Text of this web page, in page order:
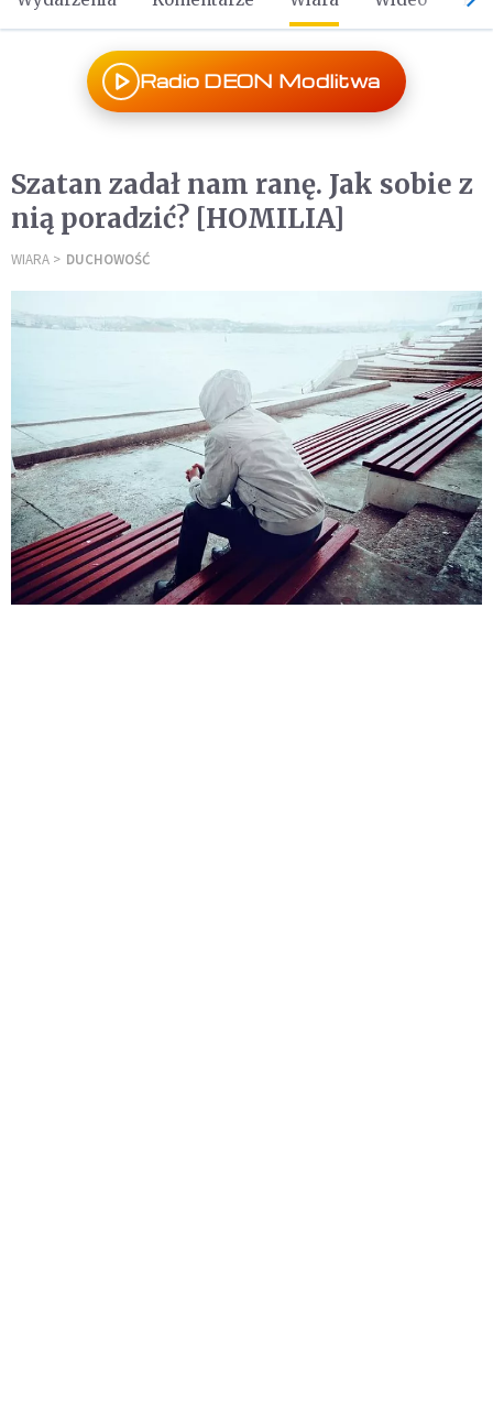
Radio DEON Modlitwa
Szatan zadał nam ranę. Jak sobie z
nią poradzić? [HOMILIA]
WIARA DUCHOWOŚĆ